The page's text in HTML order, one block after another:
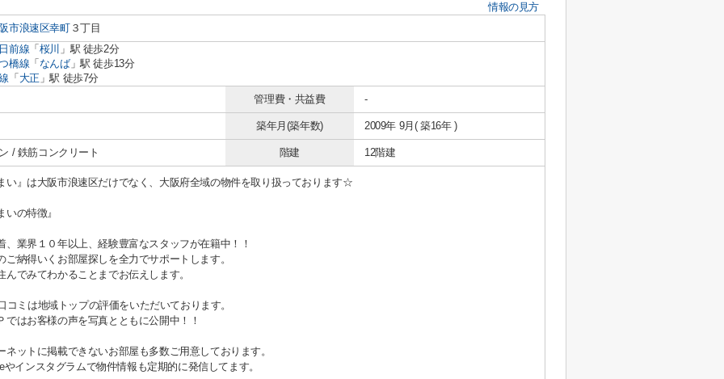
情報の見方
市浪速区幸町３丁目
前線 「 桜川 」駅 徒歩2分
橋線 「 なんば」駅 徒歩13分
「 大正 」駅 徒歩7分
管理費・共益費 -
築年月(築年数) 2009年 9月( 築16年 )
/ 鉄筋コンクリート 階建 12階建
い』は大阪市浪速区だけでなく、大阪府全域の物件を取り扱っております☆
いの特徴』
業界１０年以上、経験豊富なスタッフが在籍中！！
ご納得いくお部屋探しを全力でサポートします。
んでみてわかることまでお伝えします。
コミは地域トップの評価をいただいております。
ではお客様の声を写真とともに公開中！！
ットに掲載できないお部屋も多数ご用意しております。
やインスタグラムで物件情報も定期的に発信してます。